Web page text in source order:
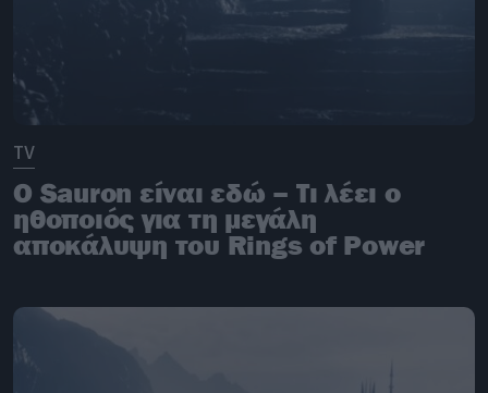
TV
Ο Sauron είναι εδώ – Τι λέει ο
ηθοποιός για τη μεγάλη
αποκάλυψη του Rings of Power